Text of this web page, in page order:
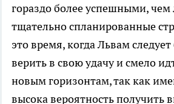
гораздо более успешными,
тщательно спланированные
это время, когда Львам
верить в свою удачу и смело
новым горизонтам, так как
высока вероятность получить